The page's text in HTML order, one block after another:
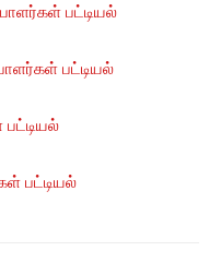
பட்டியல்
பட்டியல்
பட்டியல்